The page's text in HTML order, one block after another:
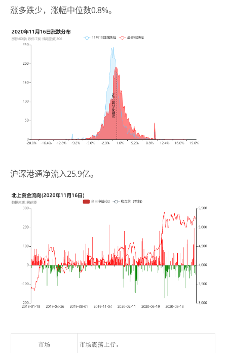
涨多跌少，涨幅中位数0.8%。
沪深港通净流入25.9亿。